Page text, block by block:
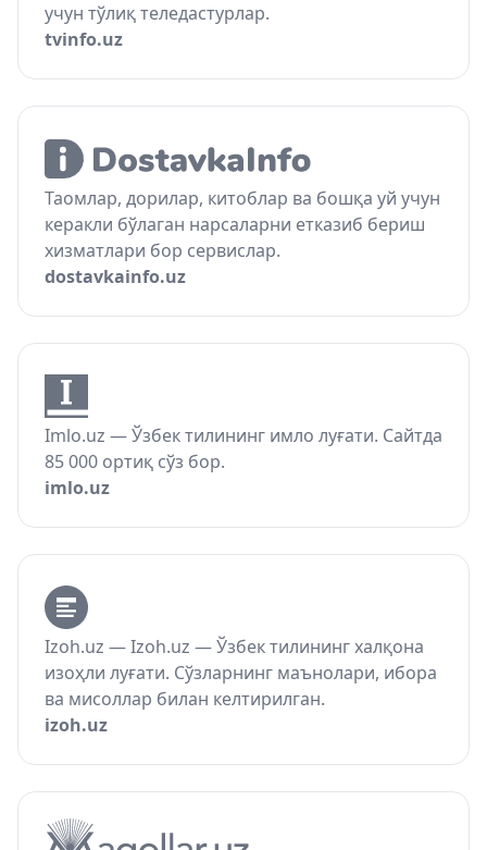
учун тўлиқ теледастурлар.
tvinfo.uz
Таомлар, дорилар, китоблар ва бошқа уй учун
керакли бўлаган нарсаларни етказиб бериш
хизматлари бор сервислар.
dostavkainfo.uz
Imlo.uz — Ўзбек тилининг имло луғати. Сайтда
85 000 ортиқ сўз бор.
imlo.uz
Izoh.uz — Izoh.uz — Ўзбек тилининг халқона
изоҳли луғати. Сўзларнинг маънолари, ибора
ва мисоллар билан келтирилган.
izoh.uz